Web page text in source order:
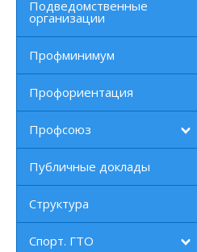
Подведомственные
организации
Профминимум
Профориентация
Профсоюз
Публичные доклады
Структура
Спорт. ГТО